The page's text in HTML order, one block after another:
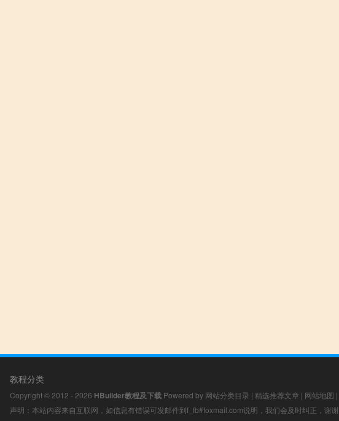
教程分类
Copyright © 2012 - 2026 HBuilder教程及下载 Powered by 网站分类目录 | 精选推荐文章 | 网站地图 |
声明：本站内容来自互联网，如信息有错误可发邮件到f_fb#foxmail.com说明，我们会及时纠正，谢谢